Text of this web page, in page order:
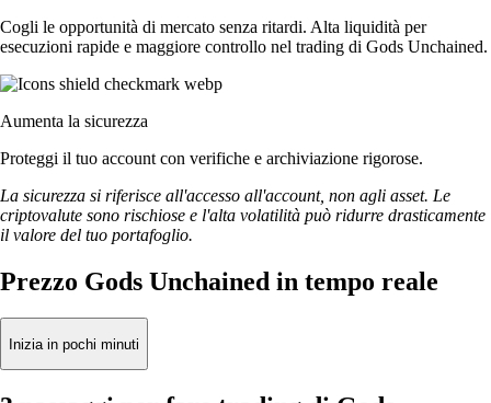
Cogli le opportunità di mercato senza ritardi. Alta liquidità per
esecuzioni rapide e maggiore controllo nel trading di Gods Unchained.
Aumenta la sicurezza
Proteggi il tuo account con verifiche e archiviazione rigorose.
La sicurezza si riferisce all'accesso all'account, non agli asset. Le
criptovalute sono rischiose e l'alta volatilità può ridurre drasticamente
il valore del tuo portafoglio.
Prezzo Gods Unchained in tempo reale
Inizia in pochi minuti